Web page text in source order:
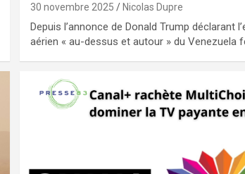
30 novembre 2025 Nicolas Dupre
Depuis l’annonce de Donald Trump déclarant
aérien « au-dessus et autour » du Venezuela